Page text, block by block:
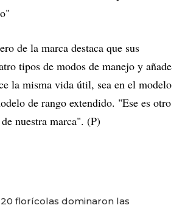
de la marca destaca que sus
tipos de modos de manejo y añade
la misma vida útil, sea en el modelo
de rango extendido. "Ese es otro
nuestra marca". (P)
20 florícolas dominaron las